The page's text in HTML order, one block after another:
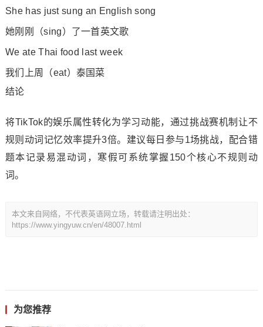
She has just sung an English song
她刚刚（sing）了一首英文歌
We ate Thai food last week
我们上周（eat）泰国菜
结论
将TikTok的娱乐属性转化为学习动能，通过挑战赛机制让不
规则动词记忆效率提升3倍。建议每日参与1场挑战，配合错
题本记录易混动词，寒假可系统掌握150个核心不规则动
词。
本文来自网络，不代表英语网立场，转载请注明出处：
https://www.yingyuw.cn/en/48007.html
为您推荐